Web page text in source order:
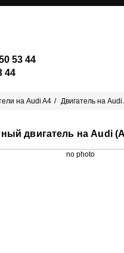
53 44
44
на Audi A4 Двигатель на Audi
двигатель на Audi